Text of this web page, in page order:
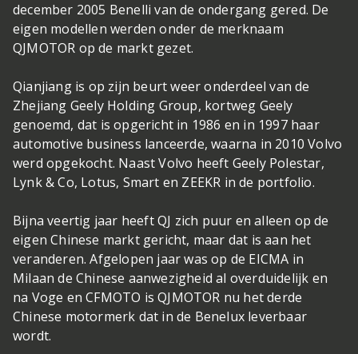
december 2005 Benelli van de ondergang gered. De
eigen modellen werden onder de merknaam
QJMOTOR op de markt gezet.
Qianjiang is op zijn beurt weer onderdeel van de
Zhejiang Geely Holding Group, kortweg Geely
genoemd, dat is opgericht in 1986 en in 1997 haar
automotive business lanceerde, waarna in 2010 Volvo
werd opgekocht. Naast Volvo heeft Geely Polestar,
Lynk & Co, Lotus, Smart en ZEEKR in de portfolio.
Bijna veertig jaar heeft QJ zich puur en alleen op de
eigen Chinese markt gericht, maar dat is aan het
veranderen. Afgelopen jaar was op de EICMA in
Milaan de Chinese aanwezigheid al overduidelijk en
na Voge en CFMOTO is QJMOTOR nu het derde
Chinese motormerk dat in de Benelux leverbaar
wordt.